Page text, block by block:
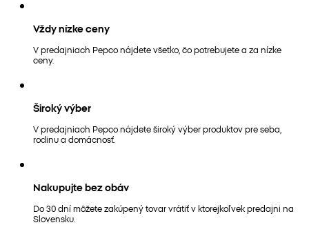
Vždy nízke ceny
V predajniach Pepco nájdete všetko, čo potrebujete a za nízke
ceny.
Široký výber
V predajniach Pepco nájdete široký výber produktov pre seba,
rodinu a domácnosť.
Nakupujte bez obáv
Do 30 dní môžete zakúpený tovar vrátiť v ktorejkoľvek predajni na
Slovensku.